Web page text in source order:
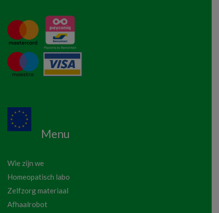
Menu
Wie zijn we
Homeopatisch labo
Zelfzorg materiaal
Afhaalrobot